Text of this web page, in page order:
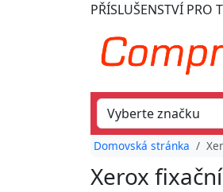
PŘÍSLUŠENSTVÍ PRO
Domovská stránka
Xerox